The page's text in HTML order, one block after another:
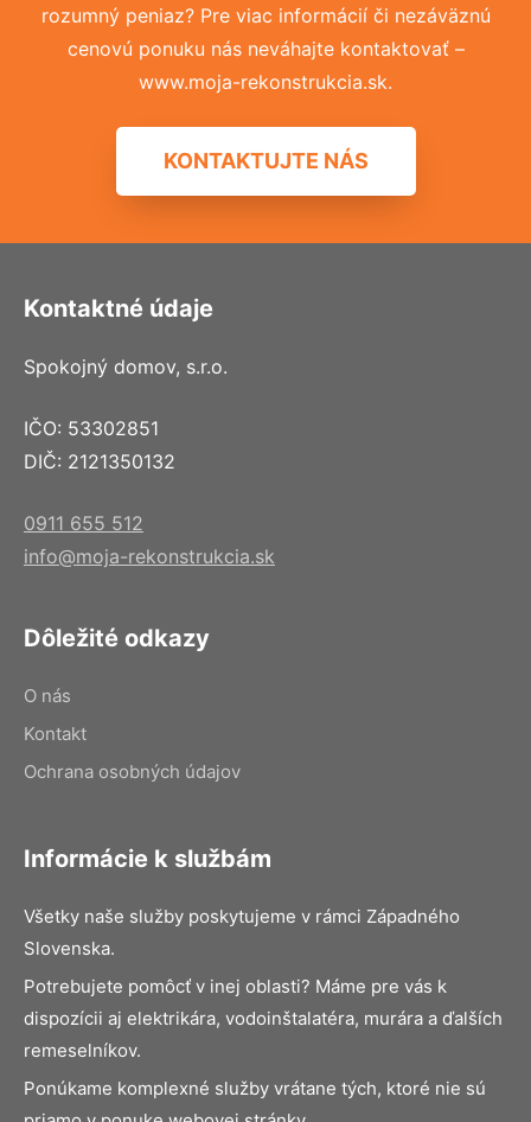
rozumný peniaz? Pre viac informácií či nezáväznú
cenovú ponuku nás neváhajte kontaktovať –
www.moja-rekonstrukcia.sk.
KONTAKTUJTE NÁS
Kontaktné údaje
Spokojný domov, s.r.o.
IČO: 53302851
DIČ: 2121350132
0911 655 512
info@moja-rekonstrukcia.sk
Dôležité odkazy
O nás
Kontakt
Ochrana osobných údajov
Informácie k službám
Všetky naše služby poskytujeme v rámci Západného
Slovenska.
Potrebujete pomôcť v inej oblasti? Máme pre vás k
dispozícii aj elektrikára, vodoinštalatéra, murára a ďalších
remeselníkov.
Ponúkame komplexné služby vrátane tých, ktoré nie sú